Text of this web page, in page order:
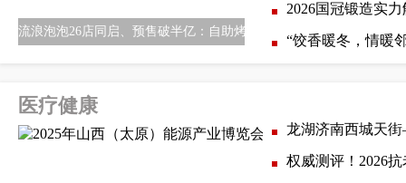
流浪泡泡26店同启、预售破半亿：自助烤肉连
2026国冠锻造实
“饺香暖冬，情暖
医疗健康
龙湖济南西城天
权威测评！2026